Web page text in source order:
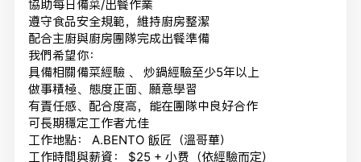
協助每日備菜/出餐作業
遵守食品安全規範，維持廚房整潔
配合主廚與廚房團隊完成出餐準備
我們希望你：
具備相關備菜經驗 、 炒鍋經驗至少5年以上
做事積極、態度正面、願意學習
有責任感、配合度高，能在團隊中良好合作
可長期穩定工作者尤佳
工作地點： A.BENTO 飯匠（溫哥華）
工作時間與薪資： $25 + 小费（依經驗而定）